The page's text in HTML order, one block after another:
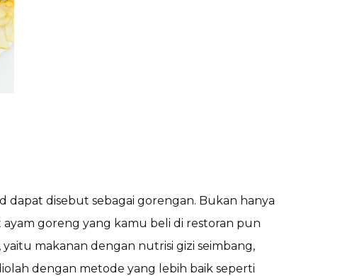
disebut sebagai gorengan. Bukan hanya
goreng yang kamu beli di restoran pun
makanan dengan nutrisi gizi seimbang,
dengan metode yang lebih baik seperti